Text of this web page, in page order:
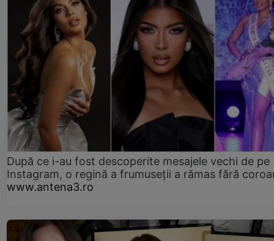
După ce i-au fost descoperite mesajele vechi de pe
Instagram, o regină a frumuseții a rămas fără
www.antena3.ro